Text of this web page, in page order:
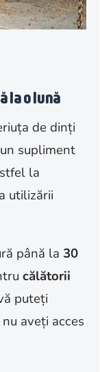
la o lună
de dinți
supliment
la
utilizării
până la 30
călătorii
puteți
aveți acces